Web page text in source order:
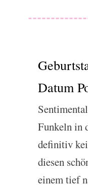
Datum
Funkeln in
definitiv
diesen
einem tief